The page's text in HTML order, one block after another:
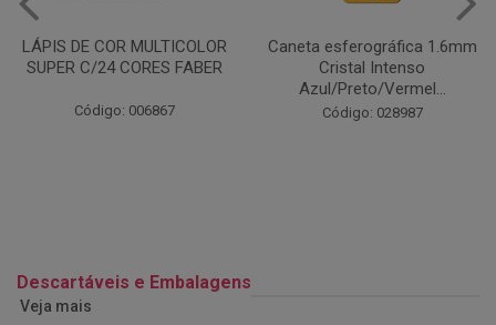
Caneta esferográfica 1.6mm
Cristal Intenso
Código: 028987
COLA EM BASTÃO 40G - LEO
& LEO
Código: 028164
Descartáveis e Embalagens
Veja mais